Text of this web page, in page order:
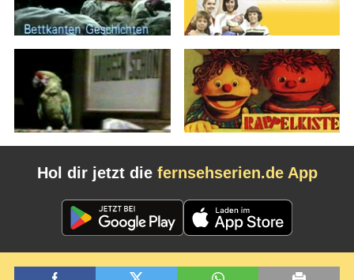
Hol dir jetzt die fernsehserien.de App